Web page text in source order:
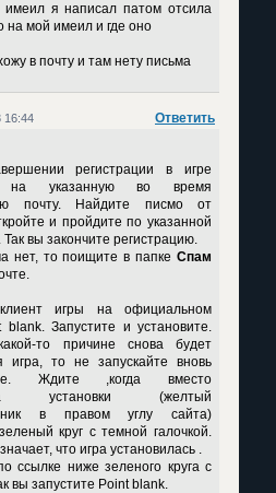
я написал патом отсила
на мой имеил и где оно
в почту и там нету письма
Ответить
16:44
регистрации в игре
на указанную во время
почту. Найдите писмо от
и пройдите по указанной
вы закончите регистрацию.
нет, то поищите в папке Спам
игры на официальном
blank. Запустите и установите.
то причине снова будет
игра, то не запускайте вновь
Ждите ,когда вместо
установки (желтый
в правом углу сайта)
круг с темной галочкой.
что игра установилась .
ссылке ниже зеленого круга с
вы запустите Point blank.